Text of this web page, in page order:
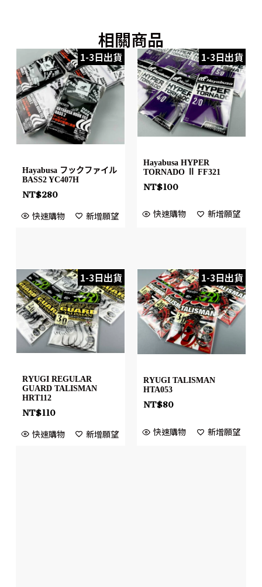
相關商品
1-3日出貨
Hayabusa フックファイル
BASS2 YC407H
NT$280
快速購物 新增願望
1-3日出貨
Hayabusa HYPER
TORNADO Ⅱ FF321
NT$100
快速購物 新增願望
1-3日出貨
RYUGI REGULAR
GUARD TALISMAN
HRT112
NT$110
快速購物 新增願望
1-3日出貨
RYUGI TALISMAN
HTA053
NT$80
快速購物 新增願望